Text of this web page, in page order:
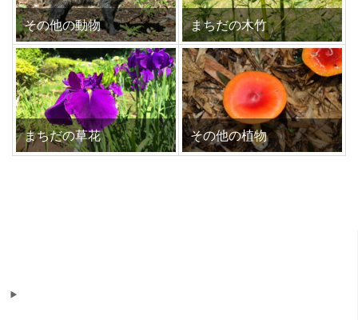
その他の動物 まちだの木竹
まちだの草花 その他の植物